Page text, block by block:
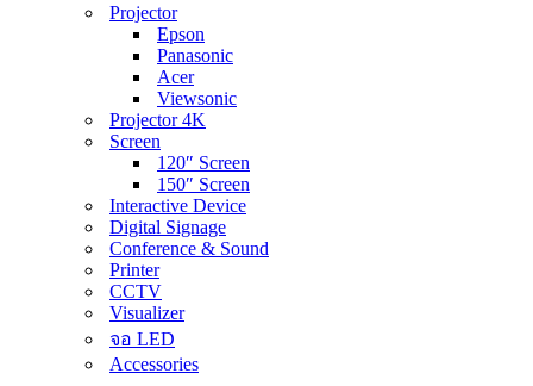
Projector
Epson
Panasonic
Acer
Viewsonic
Projector 4K
Screen
120″ Screen
150″ Screen
Interactive Device
Digital Signage
Conference & Sound
Printer
CCTV
Visualizer
จอ LED
Accessories